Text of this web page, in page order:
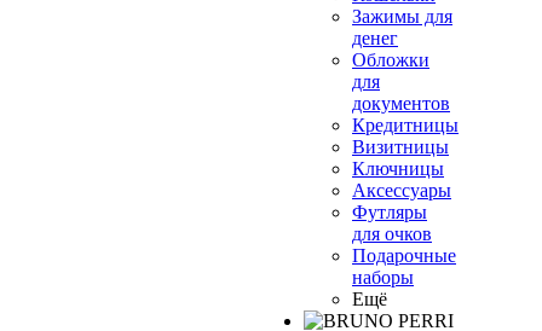
Зажимы для
денег
Обложки
для
документов
Кредитницы
Визитницы
Ключницы
Аксессуары
Футляры
для очков
Подарочные
наборы
Ещё